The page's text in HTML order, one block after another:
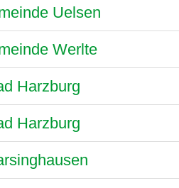
Uelsen
Werlte
Harzburg
Harzburg